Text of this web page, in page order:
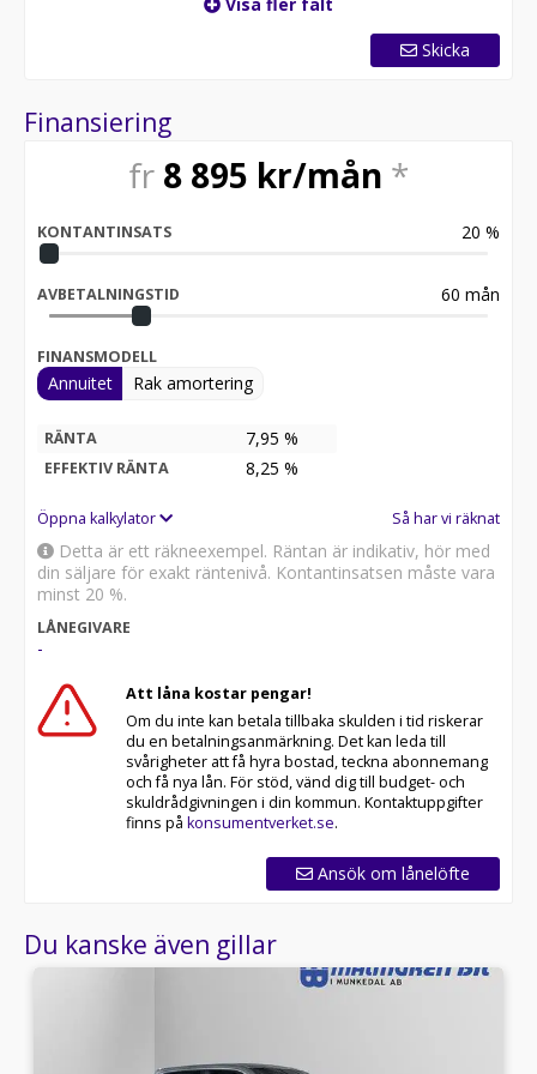
Skicka
Finansiering
fr 8 895 kr/mån *
KONTANTINSATS 20 %
AVBETALNINGSTID 60 mån
FINANSMODELL
Annuitet Rak amortering
RÄNTA 7,95 %
EFFEKTIV RÄNTA 8,25 %
Öppna kalkylator Så har vi räknat
Detta är ett räkneexempel. Räntan är indikativ, hör med
din säljare för exakt räntenivå. Kontantinsatsen måste vara
minst 20 %.
LÅNEGIVARE
-
Att låna kostar pengar!
Om du inte kan betala tillbaka skulden i tid riskerar
du en betalningsanmärkning. Det kan leda till
svårigheter att få hyra bostad, teckna abonnemang
och få nya lån. För stöd, vänd dig till budget- och
skuldrådgivningen i din kommun. Kontaktuppgifter
finns på konsumentverket.se.
Ansök om lånelöfte
Du kanske även gillar